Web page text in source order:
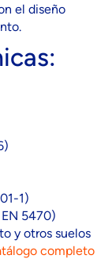
el diseño
1)
5470)
y otros suelos
completo